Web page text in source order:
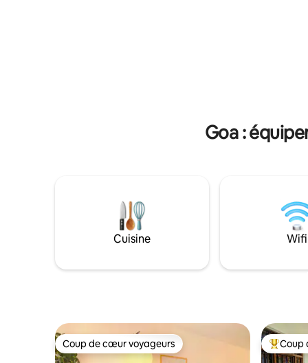
Goa :
Cuisine Wifi
Coup de cœur voyageurs
Coup de cœur voyageurs Coups
Coup